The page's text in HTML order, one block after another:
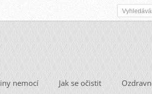
nemocí Jak se očistit